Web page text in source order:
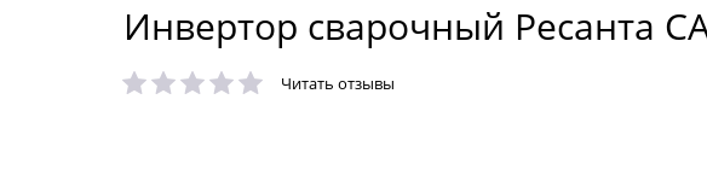
Инвертор сварочный Ресанта
Читать отзывы